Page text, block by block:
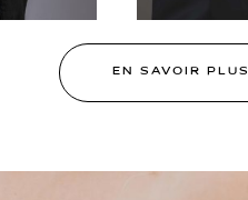
EN SAVOIR PLUS